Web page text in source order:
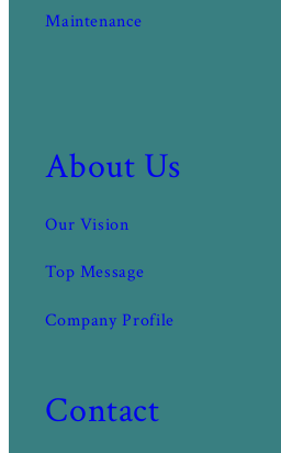
Maintenance
About Us
Our Vision
Top Message
Company Profile
Contact